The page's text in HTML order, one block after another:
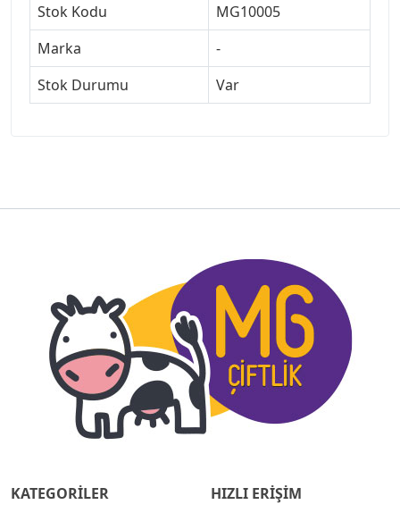
Stok Kodu
MG10005
Marka
-
Stok Durumu
Var
KATEGORİLER HIZLI ERİŞİM